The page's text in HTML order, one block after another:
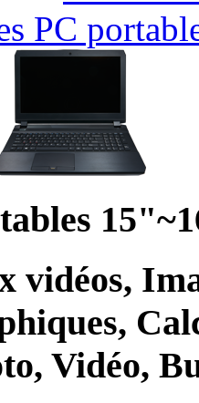
PC
vidéos,
Vidéo,